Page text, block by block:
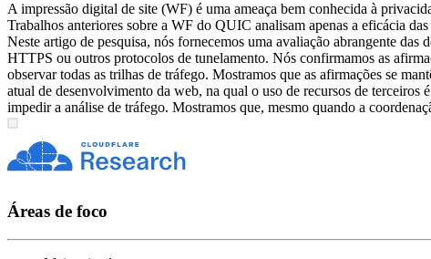
A impressão digital de site (WF) é uma ameaça bem conhecida à
Trabalhos anteriores sobre a WF do QUIC analisam apenas a eficácia
Neste artigo de pesquisa, nós fornecemos uma avaliação abrangente
HTTPS ou outros protocolos de tunelamento. Nós confirmamos as
observar todas as trilhas de tráfego. Mostramos que as afirmações se
atual de desenvolvimento da web, na qual o uso de recursos de terceiros
impedir a análise de tráfego. Mostramos que, mesmo quando a
Áreas de foco